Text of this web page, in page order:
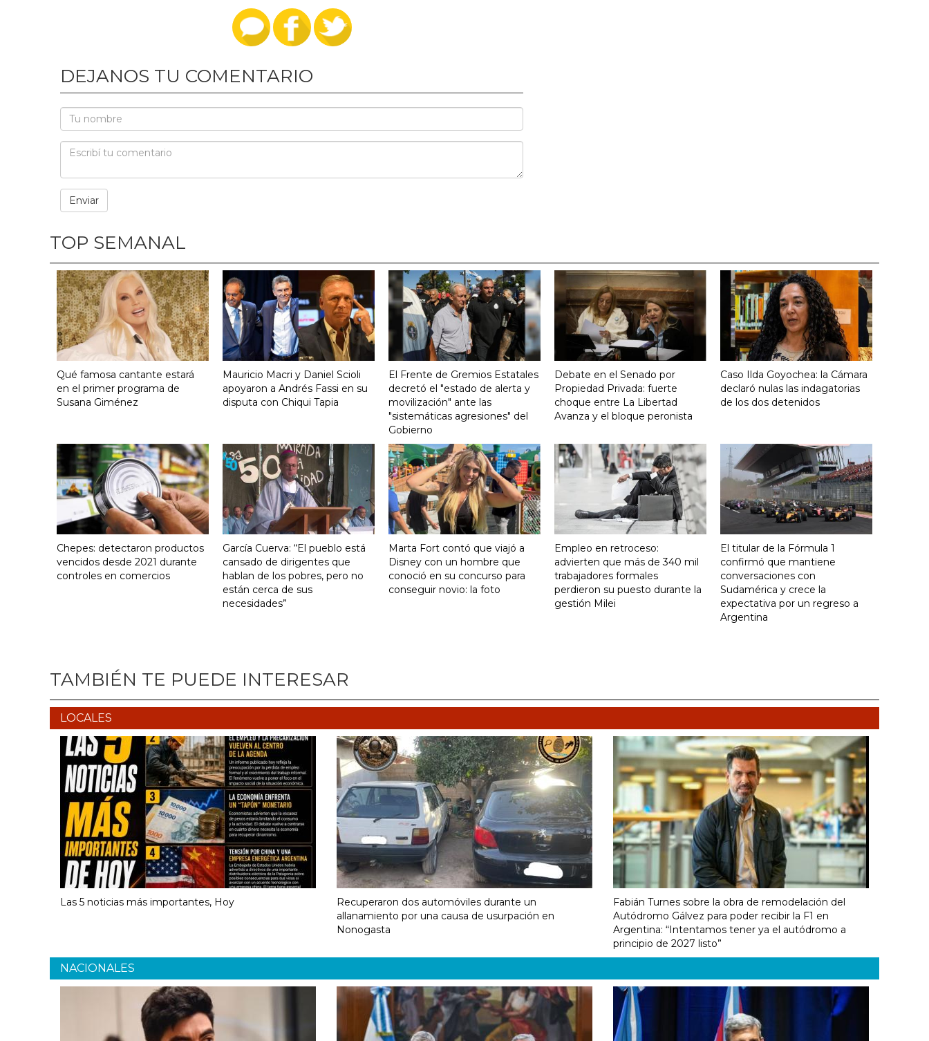
DEJANOS TU COMENTARIO
TOP SEMANAL
Qué famosa cantante estará
en el primer programa de
Susana Giménez
Mauricio Macri y Daniel Scioli
apoyaron a Andrés Fassi en su
disputa con Chiqui Tapia
El Frente de Gremios Estatales
decretó el "estado de alerta y
movilización" ante las
"sistemáticas agresiones" del
Gobierno
Debate en el Senado por
Propiedad Privada: fuerte
choque entre La Libertad
Avanza y el bloque peronista
Caso Ilda Goyochea: la Cámara
declaró nulas las indagatorias
de los dos detenidos
Chepes: detectaron productos
vencidos desde 2021 durante
controles en comercios
García Cuerva: “El pueblo está
cansado de dirigentes que
hablan de los pobres, pero no
están cerca de sus
necesidades”
Marta Fort contó que viajó a
Disney con un hombre que
conoció en su concurso para
conseguir novio: la foto
Empleo en retroceso:
advierten que más de 340 mil
trabajadores formales
perdieron su puesto durante la
gestión Milei
El titular de la Fórmula 1
confirmó que mantiene
conversaciones con
Sudamérica y crece la
expectativa por un regreso a
Argentina
TAMBIÉN TE PUEDE INTERESAR
LOCALES
Las 5 noticias más importantes, Hoy
Recuperaron dos automóviles durante un
allanamiento por una causa de usurpación en
Nonogasta
Fabián Turnes sobre la obra de remodelación del
Autódromo Gálvez para poder recibir la F1 en
Argentina: “Intentamos tener ya el autódromo a
principio de 2027 listo”
NACIONALES